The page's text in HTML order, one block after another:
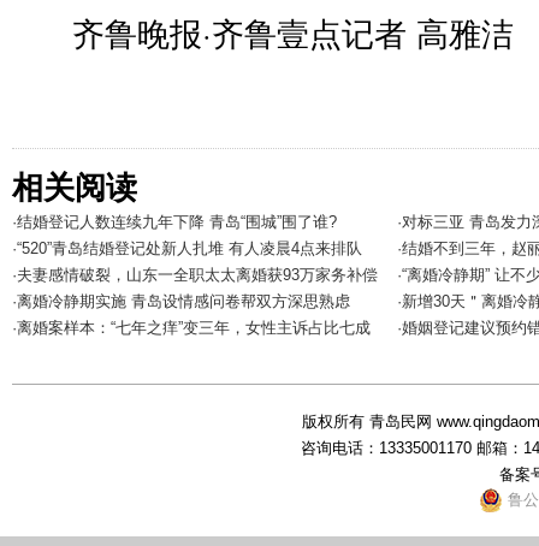
齐鲁晚报·齐鲁壹点记者 高雅洁
相关阅读
·结婚登记人数连续九年下降 青岛“围城”围了谁?
·对标三亚 青岛发
·“520”青岛结婚登记处新人扎堆 有人凌晨4点来排队
·结婚不到三年，赵
·夫妻感情破裂，山东一全职太太离婚获93万家务补偿
·“离婚冷静期” 让不
·离婚冷静期实施 青岛设情感问卷帮双方深思熟虑
·新增30天＂离婚冷
·离婚案样本：“七年之痒”变三年，女性主诉占比七成
·婚姻登记建议预约
版权所有 青岛民网
咨询电话：13335001170 邮箱：
备案
鲁